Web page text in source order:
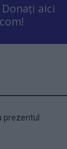
aici
prezentul